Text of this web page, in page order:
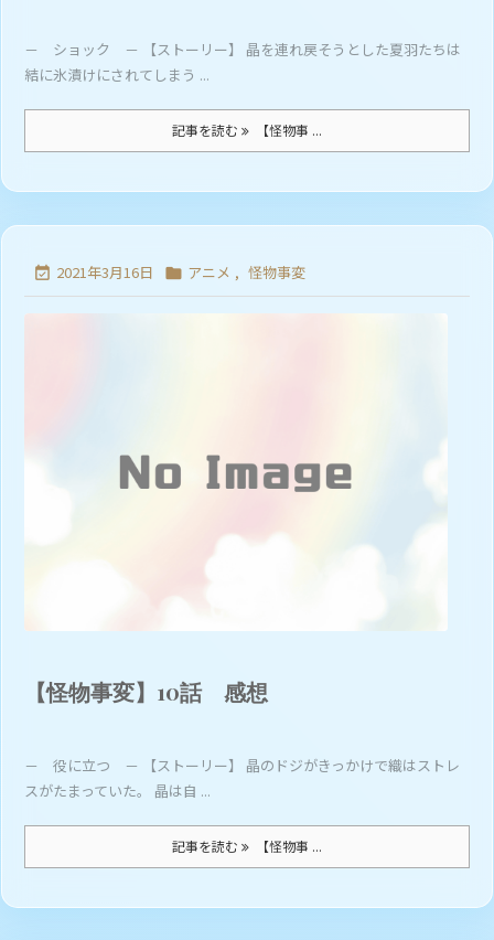
－ ショック － 【ストーリー】 晶を連れ戻そうとした夏羽たちは
結に氷漬けにされてしまう ...
記事を読む 【怪物事 ...
 2021年3月16日  アニメ , 怪物事変
【怪物事変】10話 感想
－ 役に立つ － 【ストーリー】 晶のドジがきっかけで織はストレ
スがたまっていた。 晶は自 ...
記事を読む 【怪物事 ...